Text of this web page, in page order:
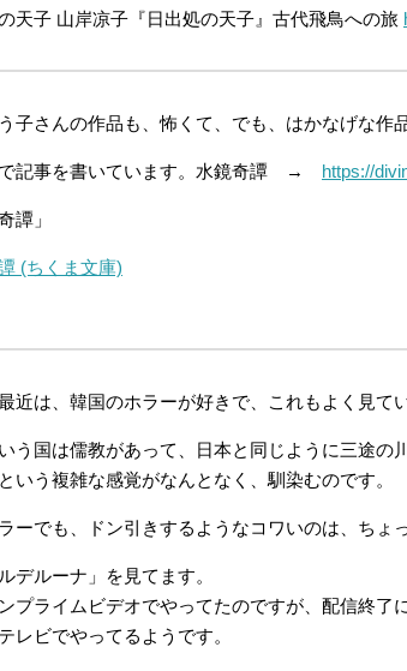
天子 山岸凉子『日出処の天子』古代飛鳥への旅
子さんの作品も、怖くて、でも、はかなげな作品
記事を書いています。水鏡奇譚 → https://
譚」
(ちくま文庫)
近は、韓国のホラーが好きで、これもよく見てい
う国は儒教があって、日本と同じように三途の
いう複雑な感覚がなんとなく、馴染むのです。
ーでも、ドン引きするようなコワいのは、ちょ
デルーナ」を見てます。
プライムビデオでやってたのですが、配信終了
レビでやってるようです。